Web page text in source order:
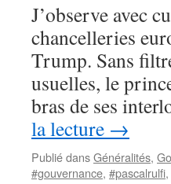
J’observe avec
chancelleries
Trump. Sans
usuelles, le
bras de ses
la lecture →
Publié dansGénéralités,
#gouvernance, #pascalrulfi,